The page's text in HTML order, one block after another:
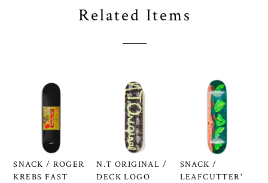
Related Items
SNACK / ROGER
KREBS FAST
N.T ORIGINAL /
DECK LOGO
SNACK /
LEAFCUTTER'